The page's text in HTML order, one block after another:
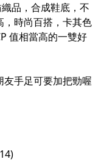
品，合成鞋底，不
，時尚百搭，卡其色
值相當高的一雙好
手足可要加把勁喔